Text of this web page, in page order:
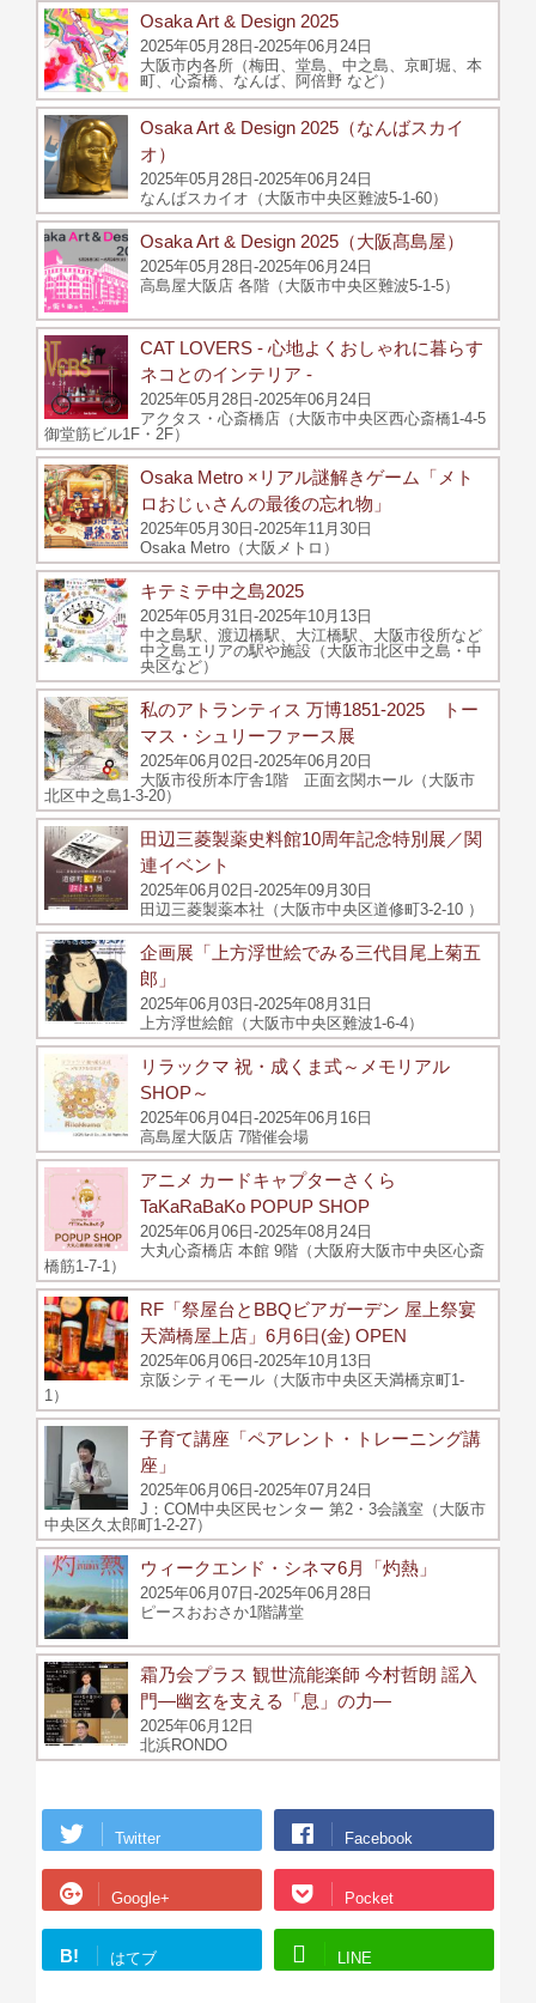
Osaka Art & Design 2025
2025年05月28日-2025年06月24日
大阪市内各所（梅田、堂島、中之島、京町堀、本
町、心斎橋、なんば、阿倍野 など）
Osaka Art & Design 2025（なんばスカイ
オ）
2025年05月28日-2025年06月24日
なんばスカイオ（大阪市中央区難波5-1-60）
Osaka Art & Design 2025（大阪髙島屋）
2025年05月28日-2025年06月24日
高島屋大阪店 各階（大阪市中央区難波5-1-5）
CAT LOVERS - 心地よくおしゃれに暮らす
ネコとのインテリア -
2025年05月28日-2025年06月24日
アクタス・心斎橋店（大阪市中央区西心斎橋1-4-5
御堂筋ビル1F・2F）
Osaka Metro ×リアル謎解きゲーム「メト
ロおじぃさんの最後の忘れ物」
2025年05月30日-2025年11月30日
Osaka Metro（大阪メトロ）
キテミテ中之島2025
2025年05月31日-2025年10月13日
中之島駅、渡辺橋駅、大江橋駅、大阪市役所など
中之島エリアの駅や施設（大阪市北区中之島・中
央区など）
私のアトランティス 万博1851-2025 トー
マス・シュリーファース展
2025年06月02日-2025年06月20日
大阪市役所本庁舎1階 正面玄関ホール（大阪市
北区中之島1-3-20）
田辺三菱製薬史料館10周年記念特別展／関
連イベント
2025年06月02日-2025年09月30日
田辺三菱製薬本社（大阪市中央区道修町3-2-10 ）
企画展「上方浮世絵でみる三代目尾上菊五
郎」
2025年06月03日-2025年08月31日
上方浮世絵館（大阪市中央区難波1-6-4）
リラックマ 祝・成くま式～メモリアル
SHOP～
2025年06月04日-2025年06月16日
高島屋大阪店 7階催会場
アニメ カードキャプターさくら
TaKaRaBaKo POPUP SHOP
2025年06月06日-2025年08月24日
大丸心斎橋店 本館 9階（大阪府大阪市中央区心斎
橋筋1-7-1）
RF「祭屋台とBBQビアガーデン 屋上祭宴
天満橋屋上店」6月6日(金) OPEN
2025年06月06日-2025年10月13日
京阪シティモール（大阪市中央区天満橋京町1-
1）
子育て講座「ペアレント・トレーニング講
座」
2025年06月06日-2025年07月24日
J：COM中央区民センター 第2・3会議室（大阪市
中央区久太郎町1-2-27）
ウィークエンド・シネマ6月「灼熱」
2025年06月07日-2025年06月28日
ピースおおさか1階講堂
霜乃会プラス 観世流能楽師 今村哲朗 謡入
門―幽玄を支える「息」の力―
2025年06月12日
北浜RONDO
Twitter Facebook
Google+ Pocket
B! はてブ LINE